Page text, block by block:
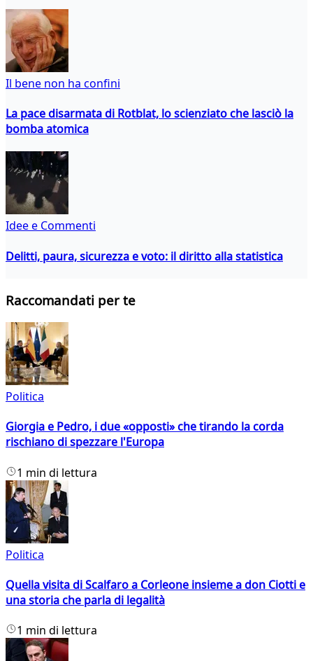
Il bene non ha confini
La pace disarmata di Rotblat, lo scienziato che lasciò la
bomba atomica
Idee e Commenti
Delitti, paura, sicurezza e voto: il diritto alla statistica
Raccomandati per te
Politica
Giorgia e Pedro, i due «opposti» che tirando la corda
rischiano di spezzare l'Europa
1 min di lettura
Politica
Quella visita di Scalfaro a Corleone insieme a don Ciotti e
una storia che parla di legalità
1 min di lettura